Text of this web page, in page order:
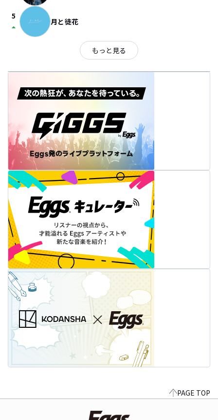
5
arrow_drop_up 月と徒花
もっと見る
PAGE TOP